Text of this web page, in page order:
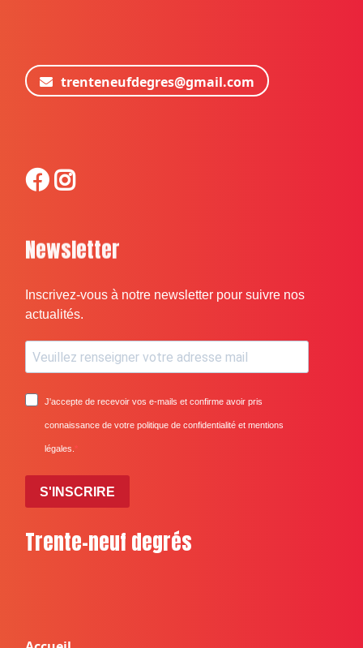
trenteneufdegres@gmail.com
Newsletter
Inscrivez-vous à notre newsletter pour suivre nos
actualités.
J'accepte de recevoir vos e-mails et confirme avoir pris
connaissance de votre politique de confidentialité et mentions
légales.
S'INSCRIRE
Trente-neuf degrés